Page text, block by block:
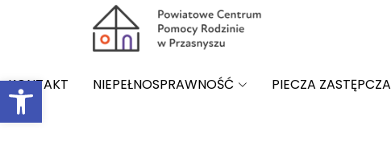
Open toolbar
KONTAKT NIEPEŁNOSPRAWNOŚĆ PIECZA ZASTĘPCZA